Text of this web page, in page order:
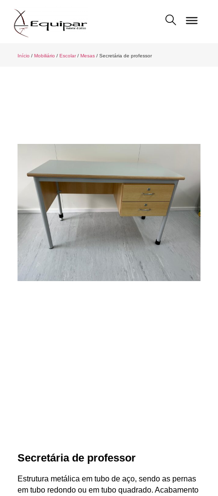
Início / Mobiliário / Escolar/ Mesas/ Secretária de professor
Secretária de professor
Estrutura metálica em tubo de aço, sendo as pernas
em tubo redondo ou em tubo quadrado. Acabamento